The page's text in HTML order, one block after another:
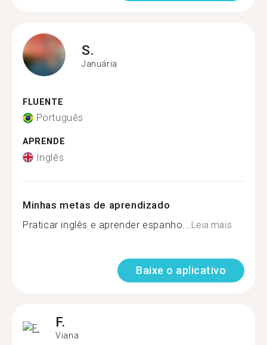
S.
Januária
FLUENTE
Português
APRENDE
Inglês
Minhas metas de aprendizado
Praticar inglês e aprender espanho... Leia mais
Baixe o aplicativo
F.
Viana